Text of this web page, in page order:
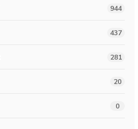
944
437
281
20
0